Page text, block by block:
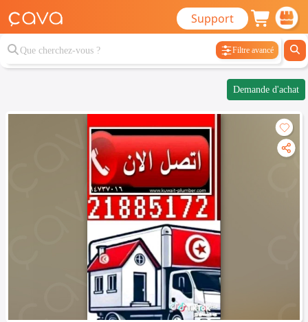
Support
Filtre avancé
Demande d'achat